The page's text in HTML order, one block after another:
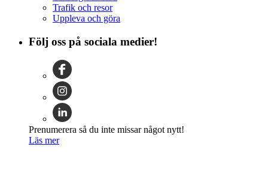
Trafik och resor
Uppleva och göra
Följ oss på sociala medier!
Prenumerera så du inte missar något nytt!
Läs mer